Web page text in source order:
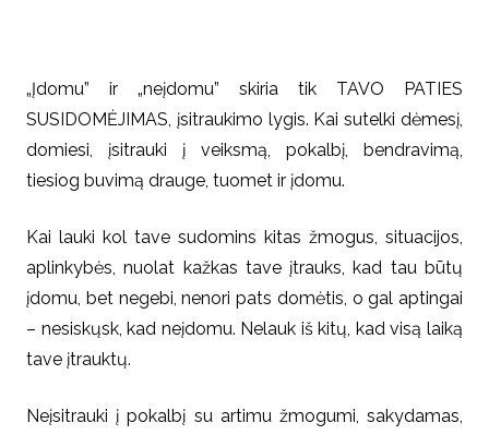
„Įdomu” ir „neįdomu” skiria tik TAVO PATIES
SUSIDOMĖJIMAS, įsitraukimo lygis. Kai sutelki dėmesį,
domiesi, įsitrauki į veiksmą, pokalbį, bendravimą,
tiesiog buvimą drauge, tuomet ir įdomu.
Kai lauki kol tave sudomins kitas žmogus, situacijos,
aplinkybės, nuolat kažkas tave įtrauks, kad tau būtų
įdomu, bet negebi, nenori pats domėtis, o gal aptingai
– nesiskųsk, kad neįdomu. Nelauk iš kitų, kad visą laiką
tave įtrauktų.
Neįsitrauki į pokalbį su artimu žmogumi, sakydamas,